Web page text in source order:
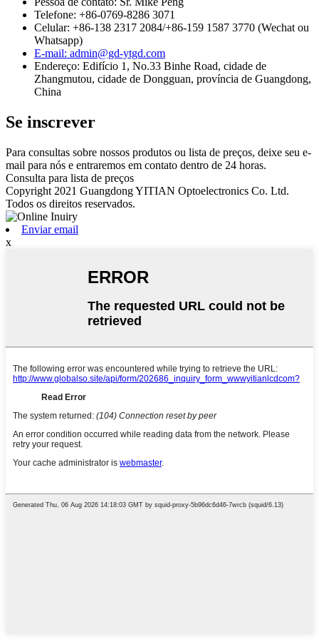
Telefone: +86-0769-8286 3071
Celular: +86-138 2317 2084/+86-159 1587 3770 (Wechat ou
Whatsapp)
E-mail: admin@gd-ytgd.com
Endereço: Edifício 1, No.33 Binhe Road, cidade de
Zhangmutou, cidade de Dongguan, província de Guangdong,
China
Se inscrever
Para consultas sobre nossos produtos ou lista de preços, deixe seu e-
mail para nós e entraremos em contato dentro de 24 horas.
Consulta para lista de preços
Copyright 2021 Guangdong YITIAN Optoelectronics Co. Ltd.
Todos os direitos reservados.
Enviar email
x